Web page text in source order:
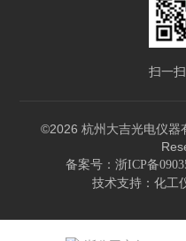
扫一
©2026 杭州大吉光电仪器
备案号：浙ICP备
技术支持： 化工